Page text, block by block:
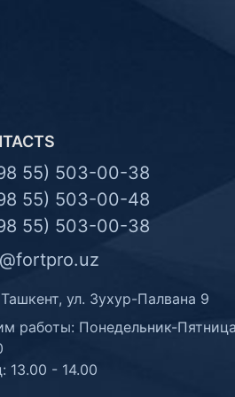
55) 503-00-38
55) 503-00-48
55) 503-00-38
ул. Зухур-Палвана 9
работы: Понедельник-
13.00 - 14.00